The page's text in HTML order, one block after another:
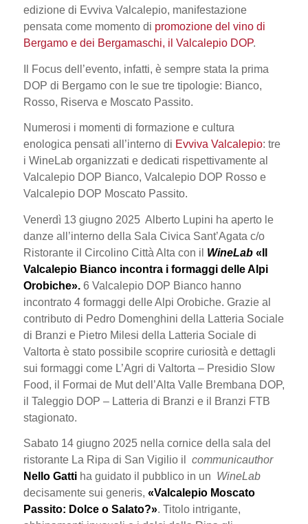
edizione di Evviva Valcalepio, manifestazione
pensata come momento di promozione del vino di
Bergamo e dei Bergamaschi, il Valcalepio DOP.
Il Focus dell’evento, infatti, è sempre stata la prima
DOP di Bergamo con le sue tre tipologie: Bianco,
Rosso, Riserva e Moscato Passito.
Numerosi i momenti di formazione e cultura
enologica pensati all’interno di Evviva Valcalepio: tre
i WineLab organizzati e dedicati rispettivamente al
Valcalepio DOP Bianco, Valcalepio DOP Rosso e
Valcalepio DOP Moscato Passito.
Venerdì 13 giugno 2025 Alberto Lupini ha aperto le
danze all’interno della Sala Civica Sant’Agata c/o
Ristorante il Circolino Città Alta con il WineLab«Il
Valcalepio Bianco incontra i formaggi delle Alpi
Orobiche». 6 Valcalepio DOP Bianco hanno
incontrato 4 formaggi delle Alpi Orobiche. Grazie al
contributo di Pedro Domenghini della Latteria Sociale
di Branzi e Pietro Milesi della Latteria Sociale di
Valtorta è stato possibile scoprire curiosità e dettagli
sui formaggi come L’Agri di Valtorta – Presidio Slow
Food, il Formai de Mut dell’Alta Valle Brembana DOP,
il Taleggio DOP – Latteria di Branzi e il Branzi FTB
stagionato.
Sabato 14 giugno 2025 nella cornice della sala del
ristorante La Ripa di San Vigilio il communicauthor
Nello Gattiha guidato il pubblico in un WineLab
decisamente sui generis, «Valcalepio Moscato
Passito: Dolce o Salato?». Titolo intrigante,